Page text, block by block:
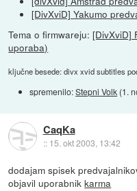
[DivXviD] Yakumo
Tema o firmwareju:[DivXviD]
uporaba)
ključne besede: divx xvid subtitles
spremenilo:Stepni Volk (1.
CaqKa
:: 15. okt 2003, 13:42
dodajam spisek
objavil uporabnikkarma